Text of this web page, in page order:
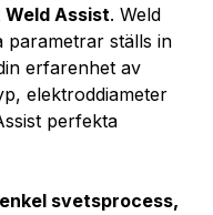
Weld Assist. Weld
parametrar ställs in
erfarenhet av
elektroddiameter
perfekta
svetsprocess,